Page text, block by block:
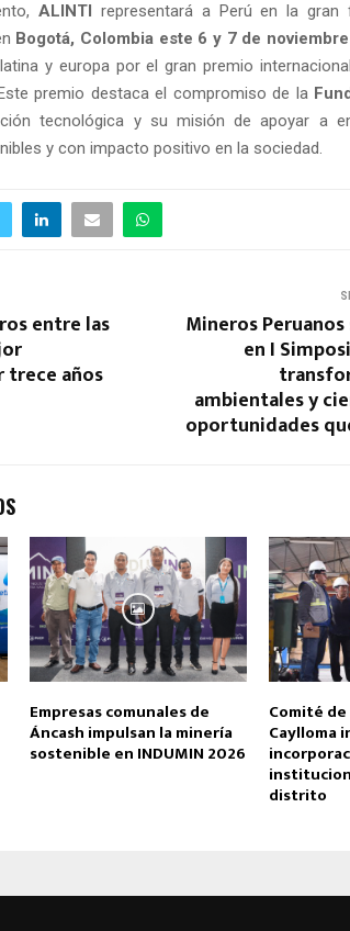
ALINTI representará a Perú en la gran
Bogotá, Colombia este 6 y 7 de noviembre
y europa por el gran premio
premio destaca el compromiso de la
tecnológica y su misión de apoyar a
y con impacto positivo en la sociedad.
entre las
trece años
Mineros
en I
ambientales y
oportunidades
Empresas comunales de
Áncash impulsan la minería
sostenible en INDUMIN 2026
Comité
Caylloma
distrito